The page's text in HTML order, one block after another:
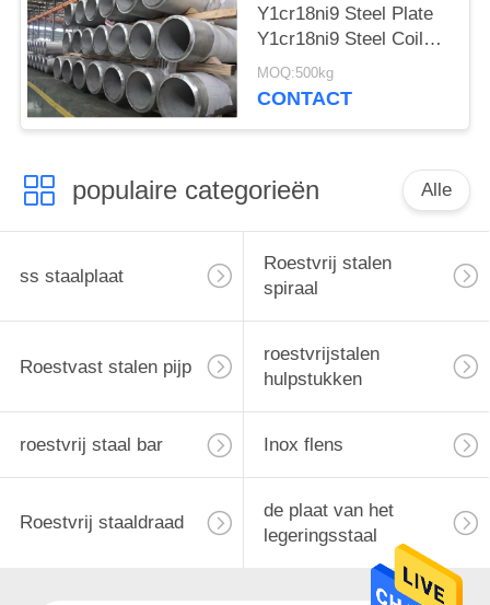
Y1cr18ni9 Steel Plate
Y1cr18ni9 Steel Coil
Plate Bar Pipe Fitting
Flange of Plate Tube
MOQ:500kg
CONTACT
populaire categorieën Alle
ss staalplaat
Roestvrij stalen
spiraal
Roestvast stalen pijp
roestvrijstalen
hulpstukken
roestvrij staal bar Inox flens
Roestvrij staaldraad
de plaat van het
legeringsstaal